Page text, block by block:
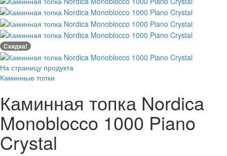
Скидка!
На страницу продукта
Каминные топки
Каминная топка Nordica
Monoblocco 1000 Piano
Crystal